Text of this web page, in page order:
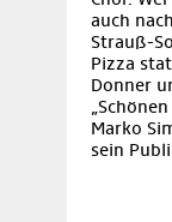
auch
Strauß-
Pizza
Donner
Marko
sein